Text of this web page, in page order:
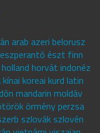
arab azeri belorusz
észt finn
horvát indonéz
koreai kurd latin
mandarin moldáv
örmény perzsa
szlovák szlovén